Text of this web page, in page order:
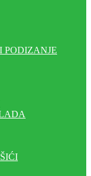
PODIZANJE